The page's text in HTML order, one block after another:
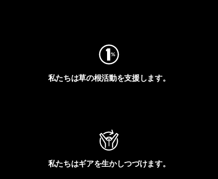
私たちは草の根活動を支援します。
私たちはギアを生かしつづけます。